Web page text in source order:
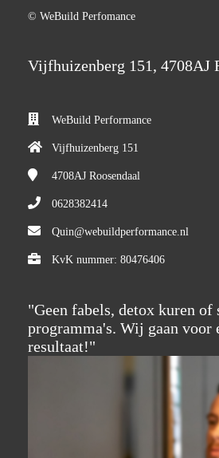
© WeBuild Perfomance
Vijfhuizenberg 151, 4708AJ
WeBuild Performance
Vijfhuizenberg 151
4708AJ Roosendaal
0628382414
Quin@webuildperformance.nl
KvK nummer: 80476406
"Geen fabels, detox kuren of
programma's. Wij gaan voor
resultaat!"